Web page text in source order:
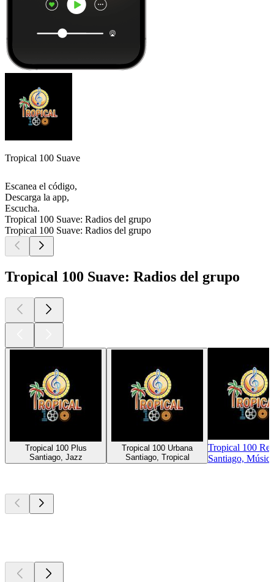
Tropical 100 Suave
Escanea el código,
Descarga la app,
Escucha.
Tropical 100 Suave: Radios del grupo
Tropical 100 Suave: Radios del grupo
Tropical 100 Suave: Radios del grupo
Tropical 100 Plus
Santiago, Jazz
Tropical 100 Urbana
Santiago, Tropical
Tropical 100
Santiago,